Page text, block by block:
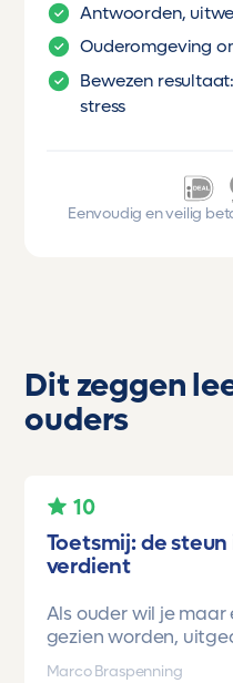
Antwoorden,
Ouderomgeving
Bewezen
stress
Eenvoudig en veilig
Dit zeggen
ouders
10
Toetsmij: de
verdient
Als ouder wil je
gezien worden,
vertrouwen krijgen
Marco Braspenning